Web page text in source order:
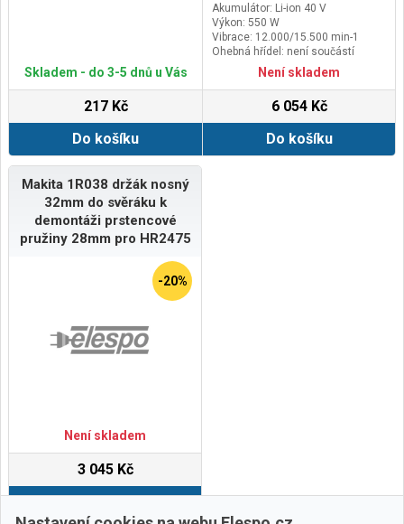
Skladem - do 3-5 dnů u Vás
217 Kč
Do košíku
Akumulátor: Li-ion 40 V
Výkon: 550 W
Vibrace: 12.000/15.500 min-1
Ohebná hřídel: není součástí
Není skladem
6 054 Kč
Do košíku
Makita 1R038 držák nosný
32mm do svěráku k
demontáži prstencové
pružiny 28mm pro HR2475
-20%
Není skladem
3 045 Kč